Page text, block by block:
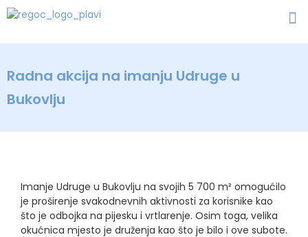
Radna akcija na imanju Udruge u
Bukovlju
Imanje Udruge u Bukovlju na svojih 5 700 m² omogućilo
je proširenje svakodnevnih aktivnosti za korisnike kao
što je odbojka na pijesku i vrtlarenje. Osim toga, velika
okućnica mjesto je druženja kao što je bilo i ove subote.